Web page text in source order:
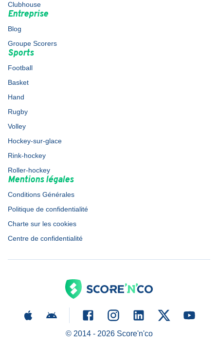
Clubhouse
Entreprise
Blog
Groupe Scorers
Sports
Football
Basket
Hand
Rugby
Volley
Hockey-sur-glace
Rink-hockey
Roller-hockey
Mentions légales
Conditions Générales
Politique de confidentialité
Charte sur les cookies
Centre de confidentialité
© 2014 - 2026Score'n'co